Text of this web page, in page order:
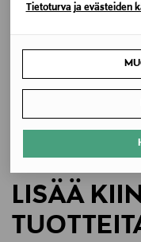
Tietoturva ja evästeiden
Valmistajan
A.Kjaerbede
Valmistajan osoite
A.KJÆRBEDE
LISÄÄ